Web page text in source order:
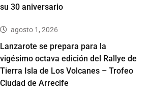
su 30 aniversario
agosto 1, 2026
Lanzarote se prepara para la
vigésimo octava edición del Rallye de
Tierra Isla de Los Volcanes – Trofeo
Ciudad de Arrecife